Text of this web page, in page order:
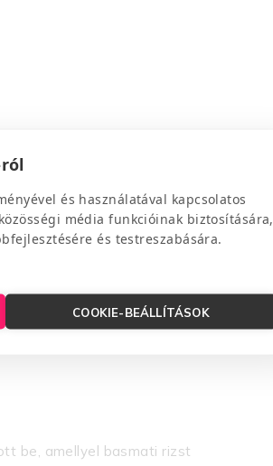
és használatával kapcsolatos
média funkcióinak biztosítására,
és testreszabására.
COOKIE-BEÁLLÍTÁSOK
be, amellyel basmati rizst